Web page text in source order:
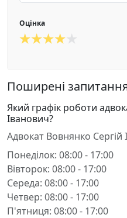
Оцінка
Поширені
Який графік роботи
Іванович?
Адвокат Вовнянко
Понеділок: 08:00 - 17:00
Вівторок: 08:00 - 17:00
Середа: 08:00 - 17:00
Четвер: 08:00 - 17:00
П'ятниця: 08:00 - 17:00